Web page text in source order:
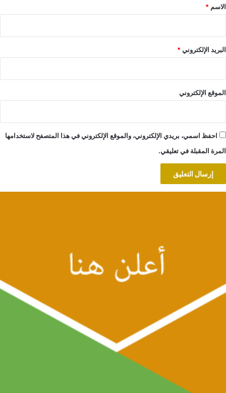
*
الاسم *
البريد الإلكتروني*
الموقع الإلكتروني
احفظ اسمي، بريدي الإلكتروني، والموقع الإلكتروني في هذا المتصفح لاستخدامها
المرة المقبلة في تعليقي.